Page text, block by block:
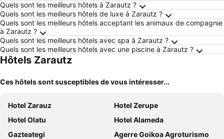
Quels sont les meilleurs hôtels à Zarautz ?
Quels sont les meilleurs hôtels de luxe à Zarautz ?
Quels sont les meilleurs hôtels acceptant les animaux de compagnie
à Zarautz ?
Quels sont les meilleurs hôtels avec spa à Zarautz ?
Quels sont les meilleurs hôtels avec une piscine à Zarautz ?
Hôtels Zarautz
Ces hôtels sont susceptibles de vous intéresser...
Hotel Zarauz
Hotel Zerupe
Hotel Olatu
Hotel Alameda
Gazteategi
Agerre Goikoa Agroturismo